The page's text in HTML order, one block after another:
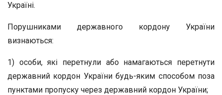
Україні.
Порушниками державного кордону України
визнаються:
1) особи, які перетнули або намагаються перетнути
державний кордон України будь-яким способом поза
пунктами пропуску через державний кордон України;